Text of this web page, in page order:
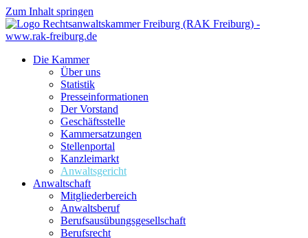
Zum Inhalt springen
Die Kammer
Über uns
Statistik
Presseinformationen
Der Vorstand
Geschäftsstelle
Kammersatzungen
Stellenportal
Kanzleimarkt
Anwaltsgericht
Anwaltschaft
Mitgliederbereich
Anwaltsberuf
Berufsausübungs­gesellschaft
Berufsrecht